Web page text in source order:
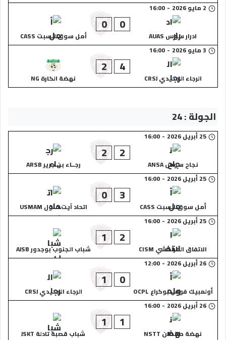
2 مايو 2026
-
16:00
ادرار سوس AUAS
0
0
أمل سوق السبت CASS
3 مايو 2026
-
16:00
الرجاء الجديدي CRSJ
4
2
نهضة الكارة NG
الجولة : 24
25 أبريل 2026 -
16:00
نجاح سوس ANSA
2
2
رجــاء بن جرير ARSB
25 أبريل 2026
-
16:00
أمل سوق السبت CASS
3
0
اتحاد آيت ملول USMAM
25 أبريل 2026
-
16:00
الاتفاق المراكشي CISM
2
1
شباب الجنوب بوجدور AJSB
26 أبريل 2026
-
12:00
أولمبيك فوس بوكراع OCPL
0
1
الرجاء الجديدي CRSJ
26 أبريل 2026
-
16:00
نهضة طانطان NSTT
1
1
شباب قصبة تادلة JSKT